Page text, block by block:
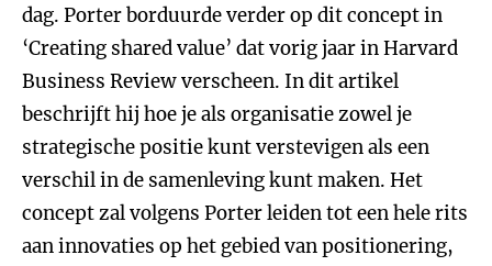
dag. Porter borduurde verder op dit concept in
‘Creating shared value’ dat vorig jaar in Harvard
Business Review verscheen. In dit artikel
beschrijft hij hoe je als organisatie zowel je
strategische positie kunt verstevigen als een
verschil in de samenleving kunt maken. Het
concept zal volgens Porter leiden tot een hele rits
aan innovaties op het gebied van positionering,